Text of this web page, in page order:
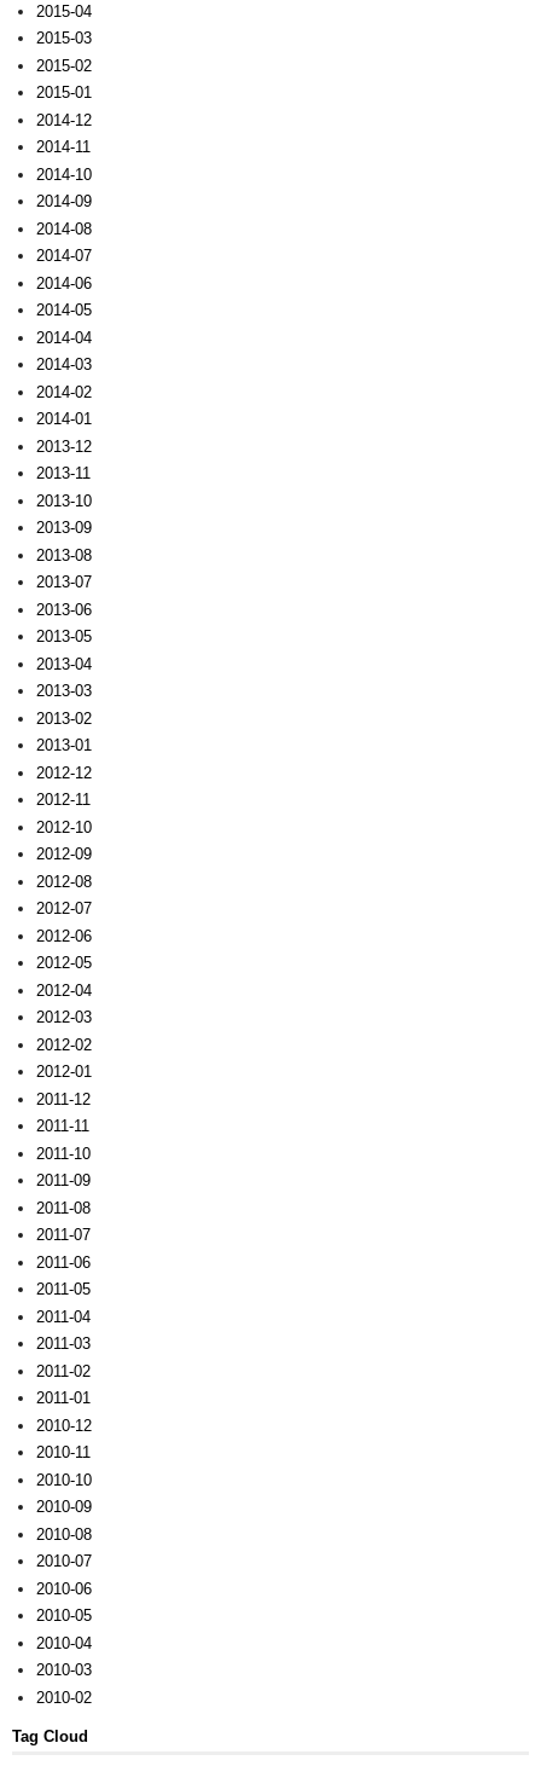
2015-04
2015-03
2015-02
2015-01
2014-12
2014-11
2014-10
2014-09
2014-08
2014-07
2014-06
2014-05
2014-04
2014-03
2014-02
2014-01
2013-12
2013-11
2013-10
2013-09
2013-08
2013-07
2013-06
2013-05
2013-04
2013-03
2013-02
2013-01
2012-12
2012-11
2012-10
2012-09
2012-08
2012-07
2012-06
2012-05
2012-04
2012-03
2012-02
2012-01
2011-12
2011-11
2011-10
2011-09
2011-08
2011-07
2011-06
2011-05
2011-04
2011-03
2011-02
2011-01
2010-12
2010-11
2010-10
2010-09
2010-08
2010-07
2010-06
2010-05
2010-04
2010-03
2010-02
Tag Cloud